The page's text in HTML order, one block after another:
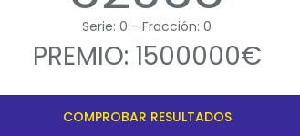
Serie: 0 - Fracción: 0
PREMIO: 1500000€
COMPROBAR RESULTADOS